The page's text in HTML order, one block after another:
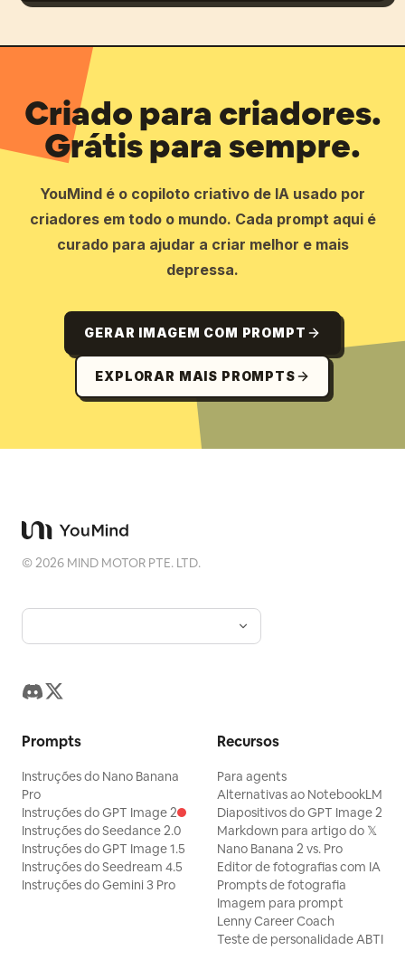
Criado para criadores.
Grátis para sempre.
YouMind é o copiloto criativo de IA usado por
criadores em todo o mundo. Cada prompt aqui é
curado para ajudar a criar melhor e mais
depressa.
GERAR IMAGEM COM PROMPT
EXPLORAR MAIS PROMPTS
©2026 MIND MOTOR PTE. LTD.
Prompts
Instruções do Nano Banana
Pro
Instruções do GPT Image 2
Instruções do Seedance 2.0
Instruções do GPT Image 1.5
Instruções do Seedream 4.5
Instruções do Gemini 3 Pro
Recursos
Para agents
Alternativas ao NotebookLM
Diapositivos do GPT Image 2
Markdown para artigo do 𝕏
Nano Banana 2 vs. Pro
Editor de fotografias com IA
Prompts de fotografia
Imagem para prompt
Lenny Career Coach
Teste de personalidade ABTI